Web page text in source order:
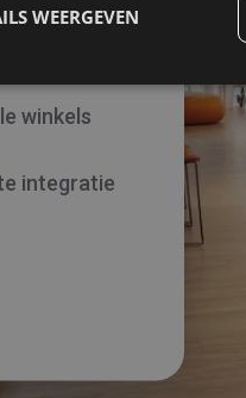
nog
winkels
integratie
WEERGEVEN